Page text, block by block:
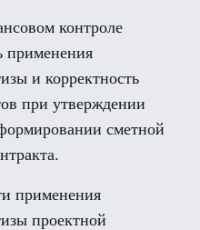
контроле
применения
и корректность
при утверждении
сметной
применения
проектной